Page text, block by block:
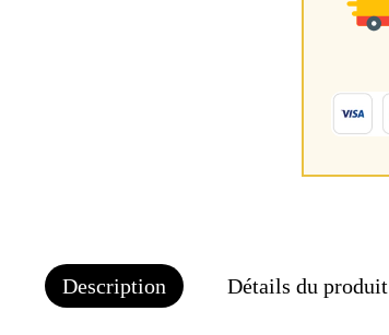
Description Détails du produit